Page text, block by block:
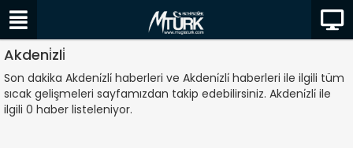
Akdeni̇zli̇
Son dakika Akdeni̇zli̇ haberleri ve Akdeni̇zli̇ haberleri ile ilgili tüm
sıcak gelişmeleri sayfamızdan takip edebilirsiniz. Akdeni̇zli̇ ile
ilgili 0 haber listeleniyor.